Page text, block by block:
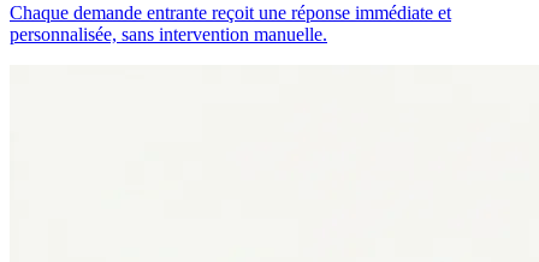
Chaque demande entrante reçoit une réponse immédiate et
personnalisée, sans intervention manuelle.